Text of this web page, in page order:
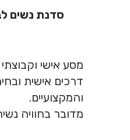
סדנת נשים
מסע אישי
דרכים אישית
והמקצועיים.
מדובר בחוויה